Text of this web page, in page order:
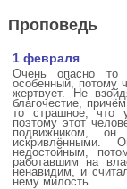
Проповедь
1 февраля
Очень опасно то
особенный, потому
жертвует. Не
благочестие,
то страшное, что
поэтому этот
подвижником,
искривлёнными.
недостойным,
работавшим на
ненавидим, и
нему милость.